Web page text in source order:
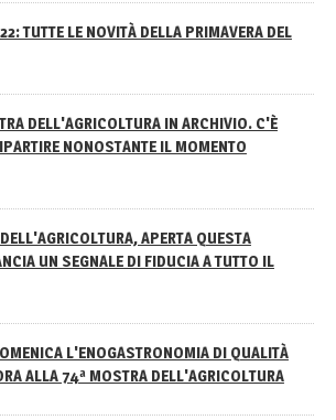
TUTTE LE NOVITÀ DELLA PRIMAVERA DEL
DELL'AGRICOLTURA IN ARCHIVIO. C'È
NONOSTANTE IL MOMENTO
APERTA QUESTA
UN SEGNALE DI FIDUCIA A TUTTO IL
L'ENOGASTRONOMIA DI QUALITÀ
ALLA 74ª MOSTRA DELL'AGRICOLTURA